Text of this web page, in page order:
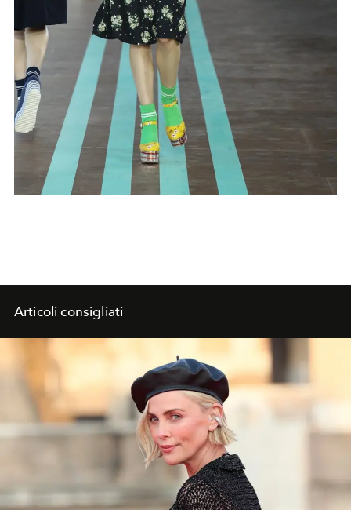
Articoli consigliati